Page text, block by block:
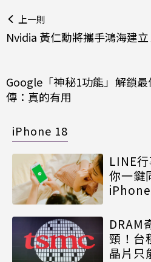
上一則
Nvidia 黃仁勳將攜手鴻海建
Google「神秘1功能」解鎖
傳：真的有用
iPhone 18
LINE
你一鍵
DRAM
頸！台
晶片只